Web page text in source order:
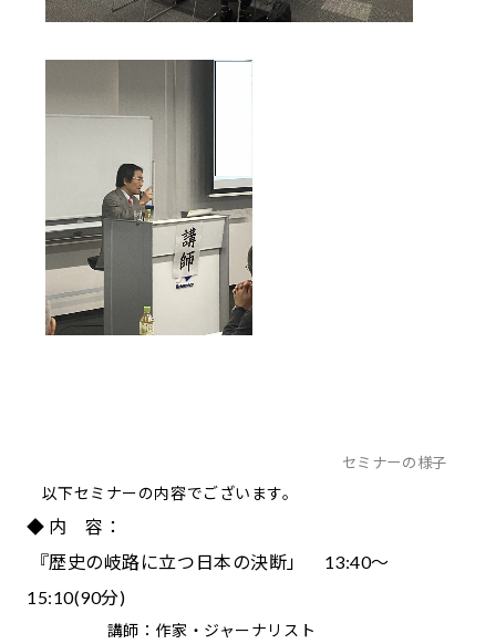
セミナーの様子
以下セミナーの内容でございます。
◆ 内 容：
『歴史の岐路に立つ日本の決断」 13:40～
15:10(90分)
講師：作家・ジャーナリスト